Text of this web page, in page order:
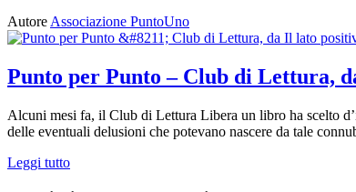
Autore Associazione PuntoUno
Punto per Punto – Club di Lettura,
Alcuni mesi fa, il Club di Lettura Libera un libro ha scelto
delle eventuali delusioni che potevano nascere da tale
Leggi tutto